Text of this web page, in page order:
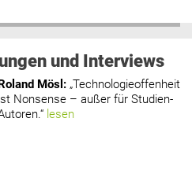
und Interviews
Mösl : „Technologieoffenheit
Nonsense – außer für Studien-
lesen